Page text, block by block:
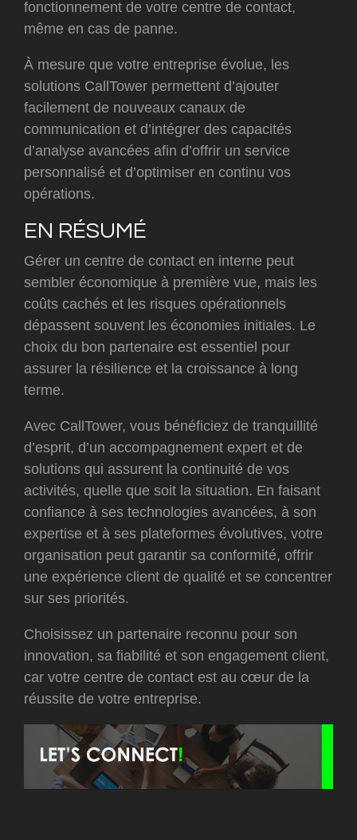
fonctionnement de votre centre de contact,
même en cas de panne.
À mesure que votre entreprise évolue, les
solutions CallTower permettent d’ajouter
facilement de nouveaux canaux de
communication et d’intégrer des capacités
d’analyse avancées afin d’offrir un service
personnalisé et d’optimiser en continu vos
opérations.
EN RÉSUMÉ
Gérer un centre de contact en interne peut
sembler économique à première vue, mais les
coûts cachés et les risques opérationnels
dépassent souvent les économies initiales. Le
choix du bon partenaire est essentiel pour
assurer la résilience et la croissance à long
terme.
Avec CallTower, vous bénéficiez de tranquillité
d’esprit, d’un accompagnement expert et de
solutions qui assurent la continuité de vos
activités, quelle que soit la situation. En faisant
confiance à ses technologies avancées, à son
expertise et à ses plateformes évolutives, votre
organisation peut garantir sa conformité, offrir
une expérience client de qualité et se concentrer
sur ses priorités.
Choisissez un partenaire reconnu pour son
innovation, sa fiabilité et son engagement client,
car votre centre de contact est au cœur de la
réussite de votre entreprise.